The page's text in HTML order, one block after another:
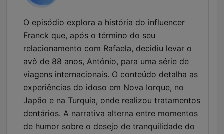
O episódio explora a história do influencer
Franck que, após o término do seu
relacionamento com Rafaela, decidiu levar o
avô de 88 anos, António, para uma série de
viagens internacionais. O conteúdo detalha as
experiências do idoso em Nova Iorque, no
Japão e na Turquia, onde realizou tratamentos
dentários. A narrativa alterna entre momentos
de humor sobre o desejo de tranquilidade do